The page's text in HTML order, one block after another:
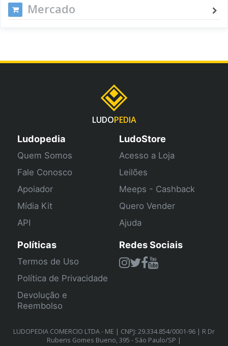
Mercado
LUDOPEDIA
Ludopedia
Quem Somos
Fale Conosco
Apoiador
Mídia Kit
API
LudoStore
Acesso a Loja
Leilões
Meeps - Cashback
Quero Vender
Ajuda
Políticas
Termos de Uso
Política de Privacidade
Devolução e
Reembolso
Redes Sociais
LUDOPEDIA COMERCIO LTDA - ME | CNPJ: 29.334.854/0001-96 | R Dr
Rubens Gomes Bueno, 395 - São Paulo/SP |